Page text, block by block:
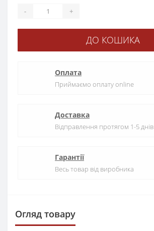
- +
ДО КОШИКА
Оплата
Приймаємо оплату online
Доставка
Відправлення протягом 1-5 днів
Гарантії
Весь товар від виробника
Огляд товару